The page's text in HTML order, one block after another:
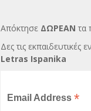
Απόκτησε ΔΩΡΕΑΝ τα
Δες τις εκπαιδευτικές
Letras Ispanika
Email Address *